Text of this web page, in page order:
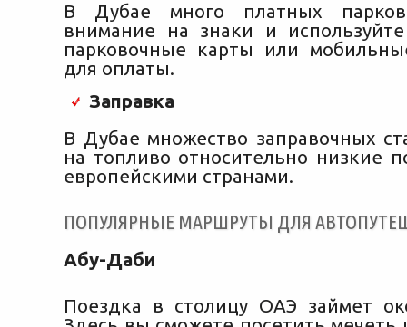
В Дубае много платных
внимание на знаки и
парковочные карты или
для оплаты.
Заправка
В Дубае множество заправочных
на топливо относительно низкие
европейскими странами.
ПОПУЛЯРНЫЕ МАРШРУТЫ ДЛЯ
Абу-Даби
Поездка в столицу ОАЭ займет